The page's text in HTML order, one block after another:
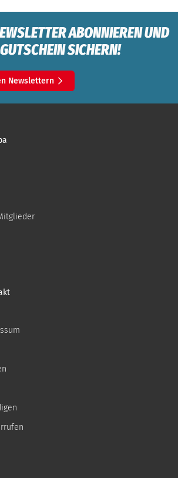
Wiedergabe und
akzeptieren die
Verwendung
Cookies
zulassen
ABONNIEREN UND
SICHERN!
Newslettern